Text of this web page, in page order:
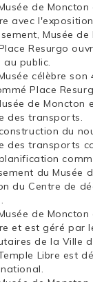
de Moncton
avec l'exposition
Musée de
Resurgo
public.
célèbre son
Place
de Moncton
des transports.
du
des transports
du Musée
du Centre de
de Moncton
et est géré par
de la Ville
Libre est